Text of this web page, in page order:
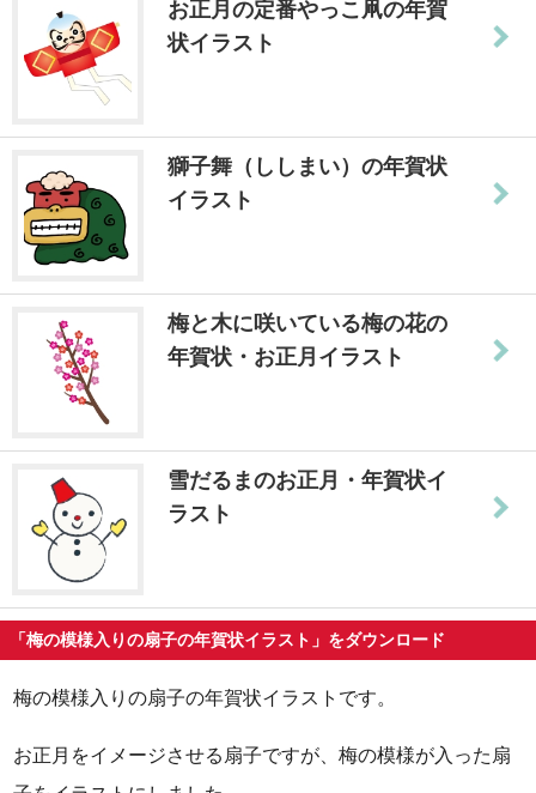
お正月の定番やっこ凧の年賀
状イラスト
獅子舞（ししまい）の年賀状
イラスト
梅と木に咲いている梅の花の
年賀状・お正月イラスト
雪だるまのお正月・年賀状イ
ラスト
「梅の模様入りの扇子の年賀状イラスト」をダウンロード
梅の模様入りの扇子の年賀状イラストです。
お正月をイメージさせる扇子ですが、梅の模様が入った扇